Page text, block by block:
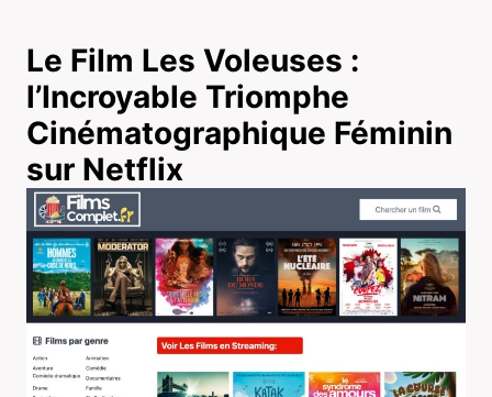
Le Film Les Voleuses :
l’Incroyable Triomphe
Cinématographique Féminin
sur Netflix